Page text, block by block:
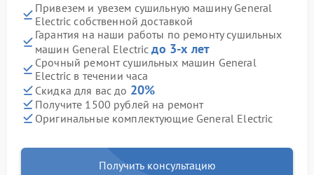
Привезем и увезем сушильную машину General
Electric собственной доставкой
Гарантия на наши работы по ремонту сушильных
машин General Electricдо 3-х лет
Срочный ремонт сушильных машин General
Electric в течении часа
Скидка для вас до 20%
Получите 1500 рублей на ремонт
Оригинальные комплектующие General Electric
Получить консультацию